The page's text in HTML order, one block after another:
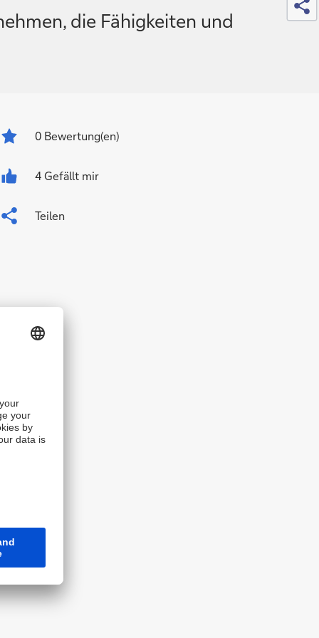
die Fähigkeiten und
0 Bewertung(en)
4 Gefällt mir
Teilen